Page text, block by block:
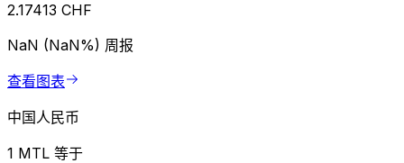
2.17413 CHF
NaN (NaN%) 周报
查看图表
中国人民币
1 MTL 等于